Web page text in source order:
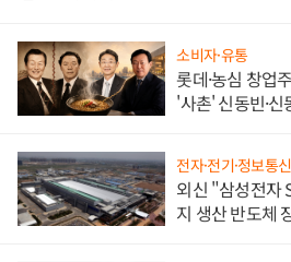
소비자·유통
롯데·농심 창업
'사촌' 신동빈·
전자·전기·정보통신
외신 "삼성전자
지 생산 반도체